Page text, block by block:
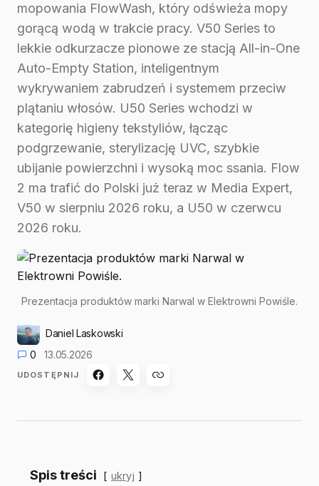
mopowania FlowWash, który odświeża mopy
gorącą wodą w trakcie pracy. V50 Series to
lekkie odkurzacze pionowe ze stacją All-in-One
Auto-Empty Station, inteligentnym
wykrywaniem zabrudzeń i systemem przeciw
plątaniu włosów. U50 Series wchodzi w
kategorię higieny tekstyliów, łącząc
podgrzewanie, sterylizację UVC, szybkie
ubijanie powierzchni i wysoką moc ssania. Flow
2 ma trafić do Polski już teraz w Media Expert,
V50 w sierpniu 2026 roku, a U50 w czerwcu
2026 roku.
Prezentacja produktów marki Narwal w Elektrowni Powiśle.
Daniel Laskowski
0
13.05.2026
UDOSTĘPNIJ
Spis treści ukryj